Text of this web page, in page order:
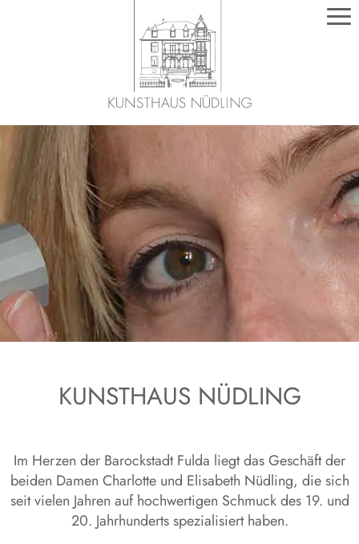
KUNSTHAUS NÜDLING
Im Herzen der Barockstadt Fulda liegt das Geschäft der
beiden Damen Charlotte und Elisabeth Nüdling, die sich
seit vielen Jahren auf hochwertigen Schmuck des 19. und
20. Jahrhunderts spezialisiert haben.